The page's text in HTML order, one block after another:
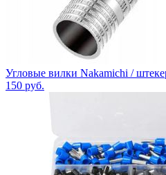
Угловые вилки Nakamichi /
150 руб.